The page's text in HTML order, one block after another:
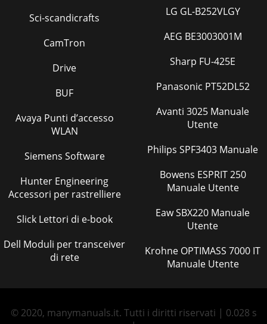
Sci-scandicrafts
CamTron
Drive
BUF
Avaya Punti d’accesso
WLAN
Siemens Software
Hunter Engineering
Accessori per rastrelliere
Slick Lettori di e-book
Dell Moduli per transceiver
di rete
LG GL-B252VLGY
AEG BE3003001M
Sharp FU-425E
Panasonic PT52DL52
Avanti 3025 Manuale
Utente
Philips SPF3403 Manuale
Bowens ESPRIT 250
Manuale Utente
Eaw SBX220 Manuale
Utente
Krohne OPTIMASS 7000 IT
Manuale Utente
© 2020, manymanuals.it. Tutti i diritti riservati | 0.028 s